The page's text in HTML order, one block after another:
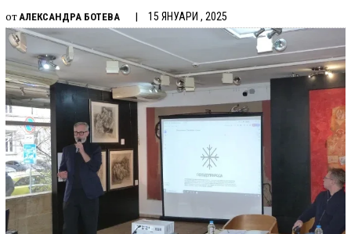
от АЛЕКСАНДРА БОТЕВА 15 ЯНУАРИ , 2025